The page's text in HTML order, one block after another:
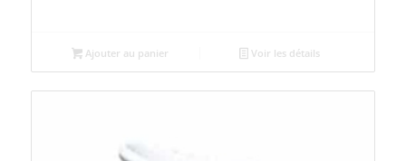
Ajouter au panier Voir les détails